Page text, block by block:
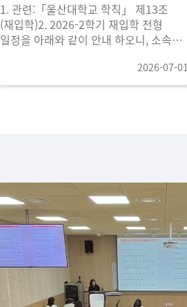
1. 관련:「울산대학교 학칙」 제13조
(재입학)2. 2026-2학기 재입학 전형
일정을 아래와 같이 안내 하오니, 소속
2026-07-01